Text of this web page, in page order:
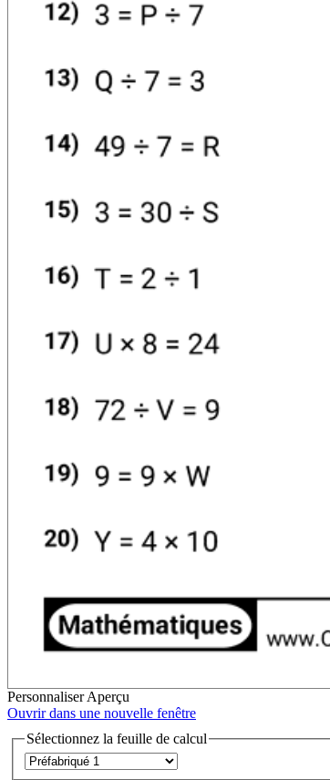
PersonnaliserAperçu
Ouvrir dans une nouvelle fenêtre
Sélectionnez la feuille de calcul